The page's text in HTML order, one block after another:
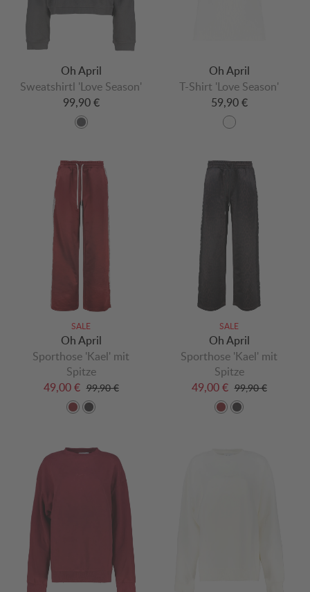
Oh April
Sweatshirtl 'Love Season'
99,90 €
Oh April
T-Shirt 'Love Season'
59,90 €
SALE
Oh April
Sporthose 'Kael' mit
Spitze
49,00 € 99,90 €
SALE
Oh April
Sporthose 'Kael' mit
Spitze
49,00 € 99,90 €